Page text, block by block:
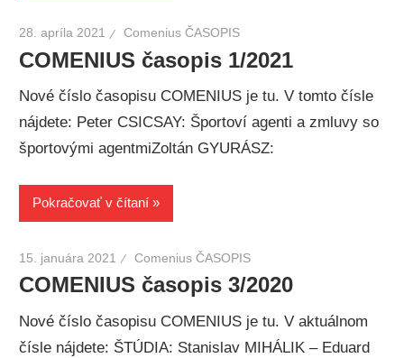
28. apríla 2021 Comenius ČASOPIS
COMENIUS časopis 1/2021
Nové číslo časopisu COMENIUS je tu. V tomto čísle
nájdete: Peter CSICSAY: Športoví agenti a zmluvy so
športovými agentmiZoltán GYURÁSZ:
Pokračovať v čítaní
15. januára 2021 Comenius ČASOPIS
COMENIUS časopis 3/2020
Nové číslo časopisu COMENIUS je tu. V aktuálnom
čísle nájdete: ŠTÚDIA: Stanislav MIHÁLIK – Eduard